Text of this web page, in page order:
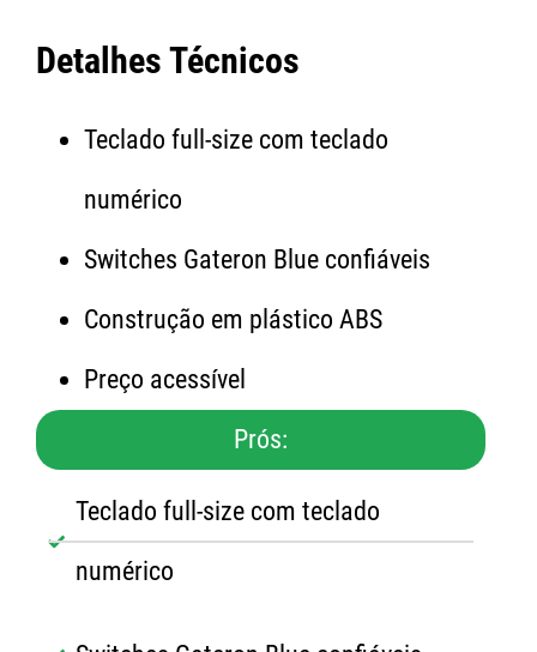
Detalhes Técnicos
Teclado full-size com teclado
numérico
Switches Gateron Blue confiáveis
Construção em plástico ABS
Preço acessível
Prós:
Teclado full-size com teclado
numérico